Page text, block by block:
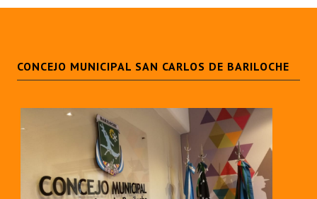
CONCEJO MUNICIPAL SAN CARLOS DE BARILOCHE